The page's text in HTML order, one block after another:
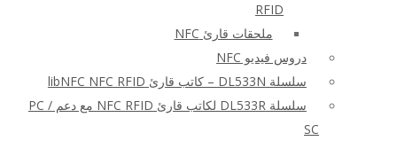
RFID
ملحقات قارئ NFC
دروس فيديو NFC
سلسلة DL533N – كاتب قارئ libNFC NFC RFID
سلسلة DL533R لكاتب قارئ NFC RFID مع دعم PC /
SC